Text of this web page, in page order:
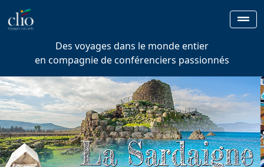
Des voyages dans le monde entier
en compagnie de conférenciers passionnés